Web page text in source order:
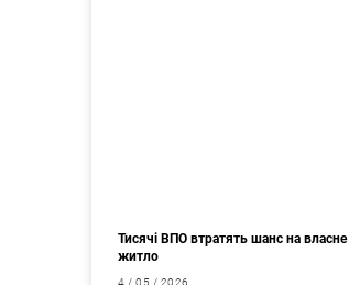
Тисячі ВПО втратять шанс на власне
житло